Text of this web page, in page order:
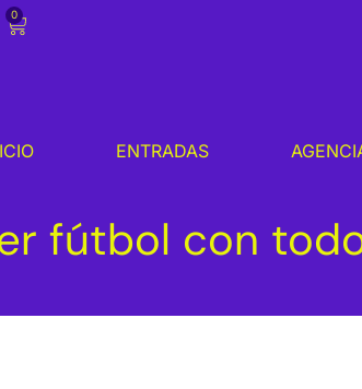
0
ENTRADAS
fútbol con